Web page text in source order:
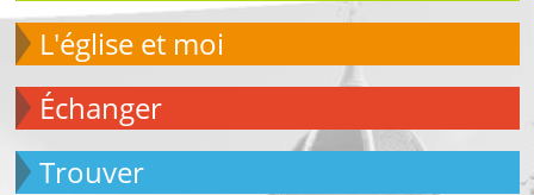
L'église et moi
échanger
Trouver